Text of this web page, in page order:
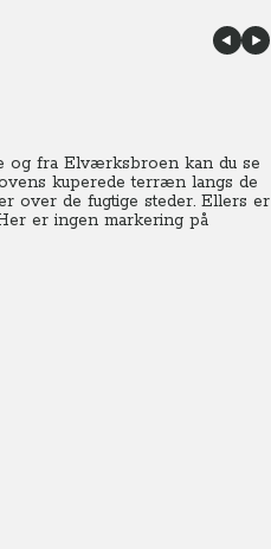
og fra Elværksbroen kan du se
kuperede terræn langs de
over de fugtige steder. Ellers er
er ingen markering på